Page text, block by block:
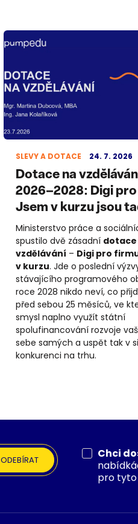
SLEVY A DOTACE 24. 7. 2026
Dotace na
2026–2028: Digi
Jsem v kurzu jsou
Ministerstvo práce a
spustilo dvě zásadní dotace
vzdělávání – Digi pro
v kurzu. Jde o poslední
stávajícího programového
roce 2028 nikdo neví, co
před sebou 25 měsíců, ve
smysl naplno využít státní
spolufinancování rozvoje
sebe samých a uspět tak v
konkurenci na trhu.
ODEBÍRAT Chci
pro